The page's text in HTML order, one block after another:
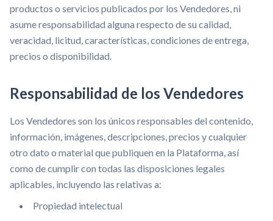
productos o servicios publicados por los Vendedores, ni
asume responsabilidad alguna respecto de su calidad,
veracidad, licitud, características, condiciones de entrega,
precios o disponibilidad.
Responsabilidad de los Vendedores
Los Vendedores son los únicos responsables del contenido,
información, imágenes, descripciones, precios y cualquier
otro dato o material que publiquen en la Plataforma, así
como de cumplir con todas las disposiciones legales
aplicables, incluyendo las relativas a:
Propiedad intelectual